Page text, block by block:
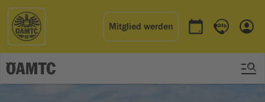
Mitglied werden
Termin buchen
Kontakt &